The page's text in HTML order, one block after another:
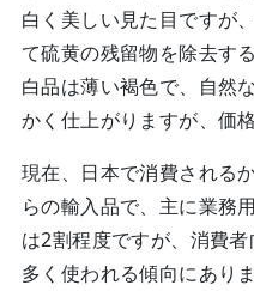
白く美しい見た目ですが
て硫黄の残留物を除去す
白品は薄い褐色で、自然
かく仕上がりますが、価
現在、日本で消費される
らの輸入品で、主に業務
は2割程度ですが、消費
多く使われる傾向にあり